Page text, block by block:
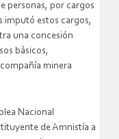
personas, por cargos
imputó estos cargos,
una concesión
básicos,
minera
Nacional
de Amnistía a